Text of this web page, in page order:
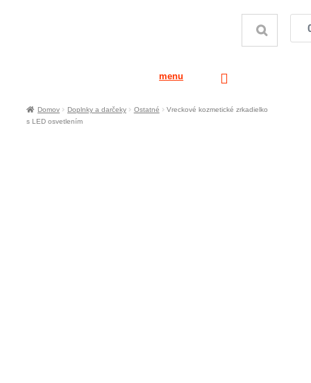
menu
Domov Doplnky a darčeky Ostatné
Vreckové kozmetické zrkadielko
s LED osvetlením